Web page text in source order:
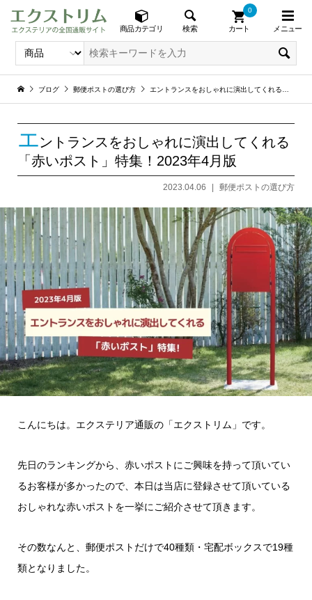
商品カテゴリ 検索 カート
0
メニュー
ブログ 郵便ポストの選び方 エントランスをおしゃれに演出してくれる「赤いポスト」特集！2023年4月版
エントランスをおしゃれに演出してくれる
「赤いポスト」特集！2023年4月版
2023.04.06 郵便ポストの選び方
こんにちは。エクステリア通販の「エクストリム」です。
先日のランキングから、赤いポストにご興味を持って頂いてい
るお客様が多かったので、本日は当店に登録させて頂いている
おしゃれな赤いポストを一挙にご紹介させて頂きます。
その数なんと、郵便ポストだけで40種類・宅配ボックスで19種
類となりました。